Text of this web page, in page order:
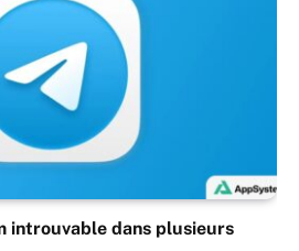
introuvable dans plusieurs